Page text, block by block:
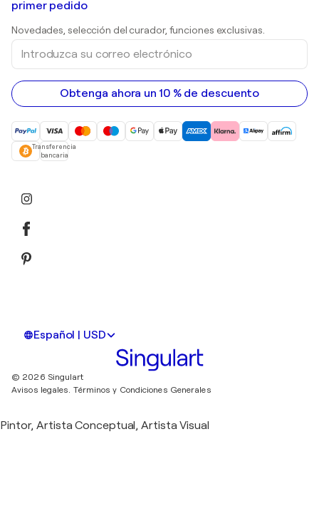
Huellas dactilares
pinturas acrílicas
primer pedido
Novedades, selección del curador, funciones exclusivas.
Introduzca
correo
electrónico
Obtenga ahora un 10 % de descuento
Transferencia
bancaria
Español | USD
© 2026 Singulart
Avisos legales. Términos y Condiciones Generales
Pintor, Artista Conceptual, Artista Visual